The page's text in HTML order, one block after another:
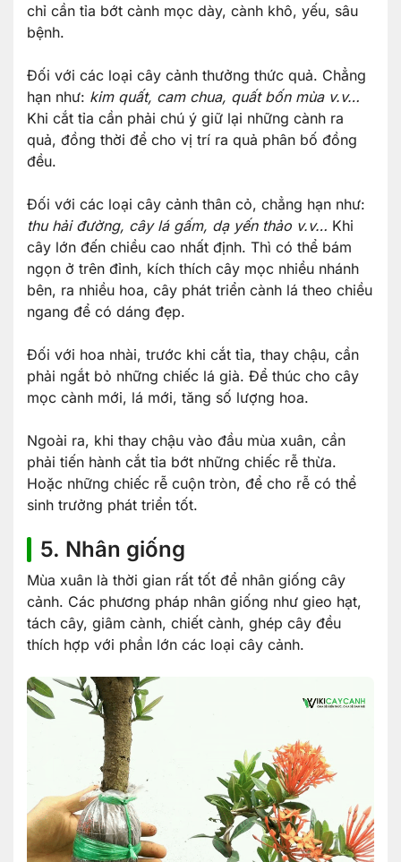
chỉ cần tỉa bớt cành mọc dày, cành khô, yếu, sâu
bệnh.
Đối với các loại cây cảnh thưởng thức quả. Chẳng
hạn như: kim quất, cam chua, quất bốn mùa v.v…
Khi cắt tỉa cần phải chú ý giữ lại những cành ra
quả, đồng thời để cho vị trí ra quả phân bố đồng
đều.
Đối với các loại cây cảnh thân cỏ, chẳng hạn như:
thu hải đường, cây lá gấm, dạ yến thảo v.v… Khi
cây lớn đến chiều cao nhất định. Thì có thể bám
ngọn ở trên đỉnh, kích thích cây mọc nhiều nhánh
bên, ra nhiều hoa, cây phát triển cành lá theo chiều
ngang để có dáng đẹp.
Đối với hoa nhài, trước khi cắt tỉa, thay chậu, cần
phải ngắt bỏ những chiếc lá già. Để thúc cho cây
mọc cành mới, lá mới, tăng số lượng hoa.
Ngoài ra, khi thay chậu vào đầu mùa xuân, cần
phải tiến hành cắt tỉa bớt những chiếc rễ thừa.
Hoặc những chiếc rễ cuộn tròn, để cho rễ có thể
sinh trưởng phát triển tốt.
5. Nhân giống
Mùa xuân là thời gian rất tốt để nhân giống cây
cảnh. Các phương pháp nhân giống như gieo hạt,
tách cây, giâm cành, chiết cành, ghép cây đều
thích hợp với phần lớn các loại cây cảnh.